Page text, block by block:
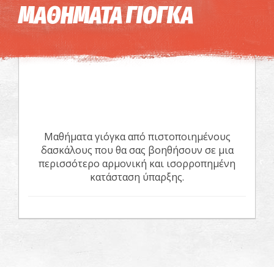
ΜΑΘΗΜΑΤΑ ΓΙΟΓΚΑ
Μαθήματα γιόγκα από πιστοποιημένους
δασκάλους που θα σας βοηθήσουν σε μια
περισσότερο αρμονική και ισορροπημένη
κατάσταση ύπαρξης.